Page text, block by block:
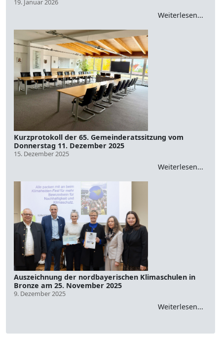
19. Januar 2026
Weiterlesen...
Kurzprotokoll der 65. Gemeinderatssitzung vom
Donnerstag 11. Dezember 2025
15. Dezember 2025
Weiterlesen...
Auszeichnung der nordbayerischen Klimaschulen in
Bronze am 25. November 2025
9. Dezember 2025
Weiterlesen...